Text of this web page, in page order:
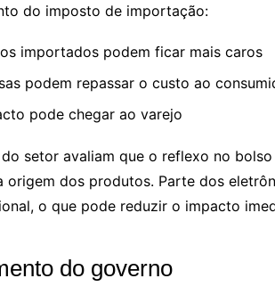
do imposto de importação:
importados podem ficar mais caros
podem repassar o custo ao
pode chegar ao varejo
setor avaliam que o reflexo no
origem dos produtos. Parte dos
o que pode reduzir o impacto
do governo